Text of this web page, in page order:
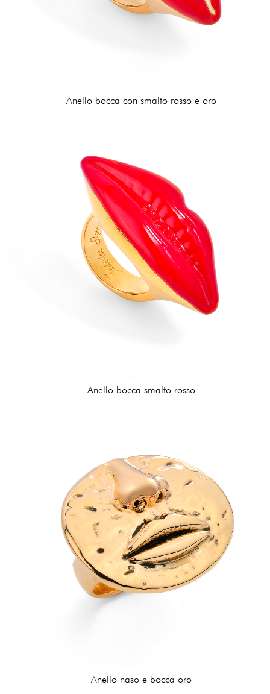
Anello bocca con smalto rosso e oro
Anello bocca smalto rosso
Anello naso e bocca oro